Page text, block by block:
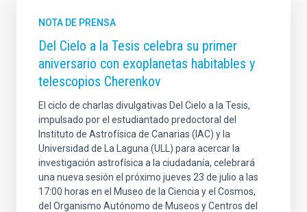
NOTA DE PRENSA
Del Cielo a la Tesis celebra su primer
aniversario con exoplanetas habitables y
telescopios Cherenkov
El ciclo de charlas divulgativas Del Cielo a la Tesis,
impulsado por el estudiantado predoctoral del
Instituto de Astrofísica de Canarias (IAC) y la
Universidad de La Laguna (ULL) para acercar la
investigación astrofísica a la ciudadanía, celebrará
una nueva sesión el próximo jueves 23 de julio a las
17:00 horas en el Museo de la Ciencia y el Cosmos,
del Organismo Autónomo de Museos y Centros del